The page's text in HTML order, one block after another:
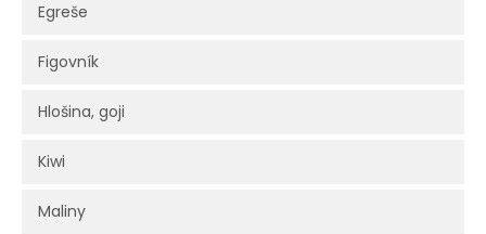
Egreše
Figovník
Hlošina, goji
Kiwi
Maliny